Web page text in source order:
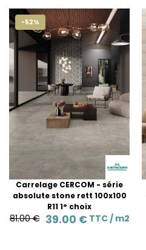
-52%
Carrelage CERCOM - série
absolute stone rett 100x100
R11 1° choix
81.00 € 39.00 € TTC / m2